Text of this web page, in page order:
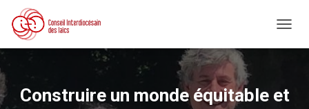
É
I
E
Construire un monde équitable et